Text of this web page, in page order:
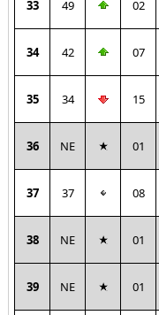
33 49 02
34 42 07
35 34 15
36 NE 01
37 37 08
38 NE 01
39 NE 01